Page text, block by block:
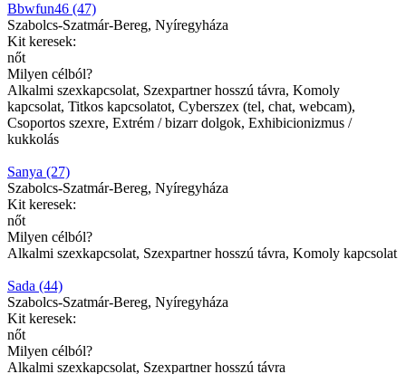
Bbwfun46 (47)
Szabolcs-Szatmár-Bereg, Nyíregyháza
Kit keresek:
nőt
Milyen célból?
Alkalmi szexkapcsolat, Szexpartner hosszú távra, Komoly
kapcsolat, Titkos kapcsolatot, Cyberszex (tel, chat, webcam),
Csoportos szexre, Extrém / bizarr dolgok, Exhibicionizmus /
kukkolás
Sanya (27)
Szabolcs-Szatmár-Bereg, Nyíregyháza
Kit keresek:
nőt
Milyen célból?
Alkalmi szexkapcsolat, Szexpartner hosszú távra, Komoly kapcsolat
Sada (44)
Szabolcs-Szatmár-Bereg, Nyíregyháza
Kit keresek:
nőt
Milyen célból?
Alkalmi szexkapcsolat, Szexpartner hosszú távra